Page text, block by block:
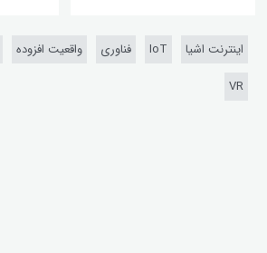
اینترنت اشیا IoT فناوری واقعیت افزوده
VR